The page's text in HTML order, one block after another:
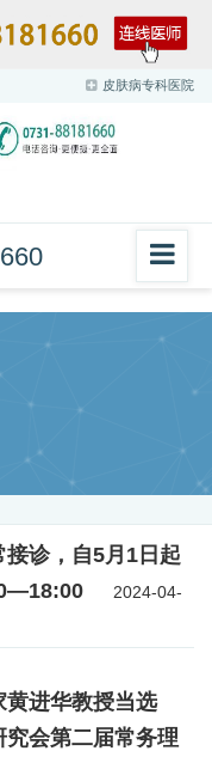
皮肤病专科医院
诊，自5月1日起
2024-04-
进华教授当选
究会第二届常务理